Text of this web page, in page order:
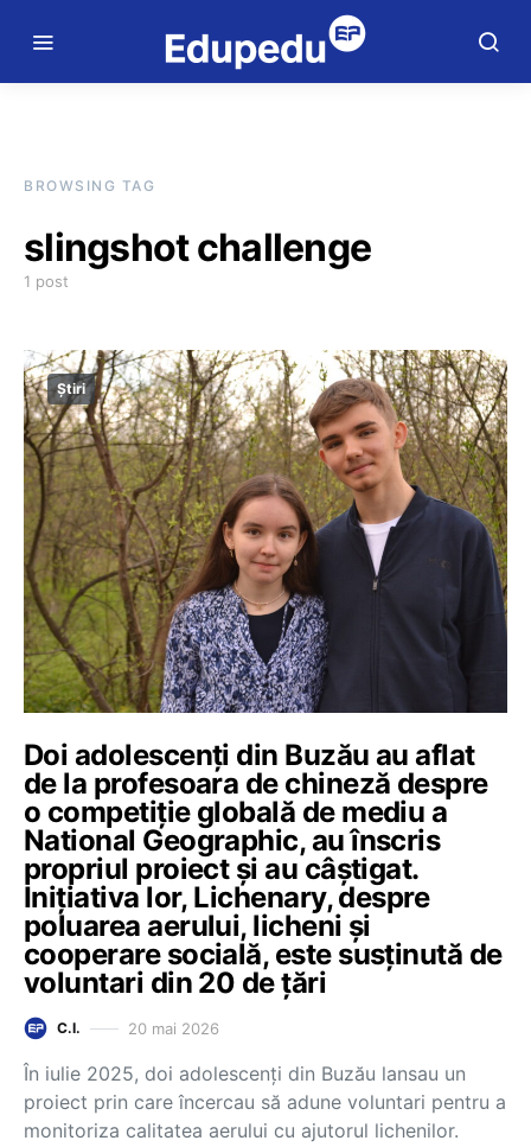
BROWSING TAG
slingshot challenge
1 post
Știri
Doi adolescenți din Buzău au aflat
de la profesoara de chineză despre
o competiție globală de mediu a
National Geographic, au înscris
propriul proiect și au câștigat.
Inițiativa lor, Lichenary, despre
poluarea aerului, licheni și
cooperare socială, este susținută de
voluntari din 20 de țări
C.I. 20 mai 2026
În iulie 2025, doi adolescenți din Buzău lansau un
proiect prin care încercau să adune voluntari pentru a
monitoriza calitatea aerului cu ajutorul lichenilor.